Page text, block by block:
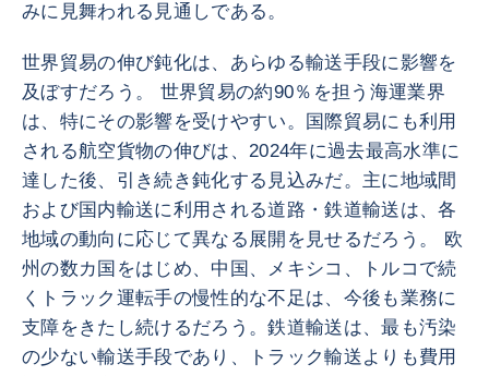
みに見舞われる見通しである。
世界貿易の伸び鈍化は、あらゆる輸送手段に影響を
及ぼすだろう。 世界貿易の約90％を担う海運業界
は、特にその影響を受けやすい。国際貿易にも利用
される航空貨物の伸びは、2024年に過去最高水準に
達した後、引き続き鈍化する見込みだ。主に地域間
および国内輸送に利用される道路・鉄道輸送は、各
地域の動向に応じて異なる展開を見せるだろう。 欧
州の数カ国をはじめ、中国、メキシコ、トルコで続
くトラック運転手の慢性的な不足は、今後も業務に
支障をきたし続けるだろう。鉄道輸送は、最も汚染
の少ない輸送手段であり、トラック輸送よりも費用